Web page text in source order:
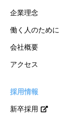
企業理念
働く人のために
会社概要
アクセス
採用情報
新卒採用